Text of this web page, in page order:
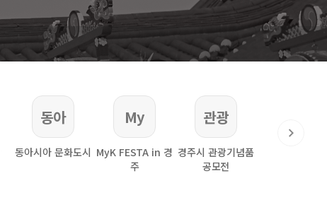
동아
동아시아 문화도시
My
MyK FESTA in 경
주
관광
경주시 관광기념품
공모전